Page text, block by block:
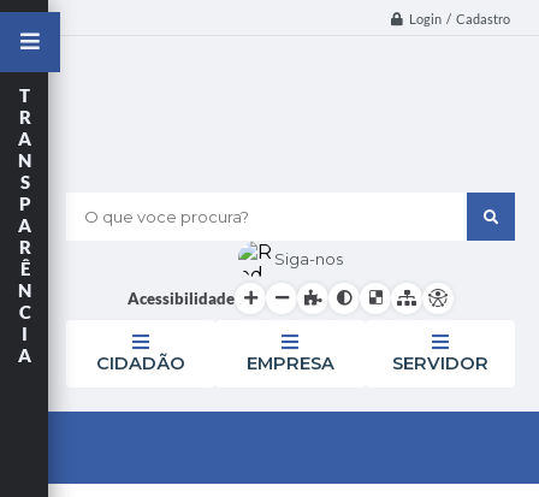
Login / Cadastro
O que voce procura?
Siga-nos
Acessibilidade
CIDADÃO EMPRESA SERVIDOR
T
R
A
N
S
P
A
R
Ê
N
C
I
A